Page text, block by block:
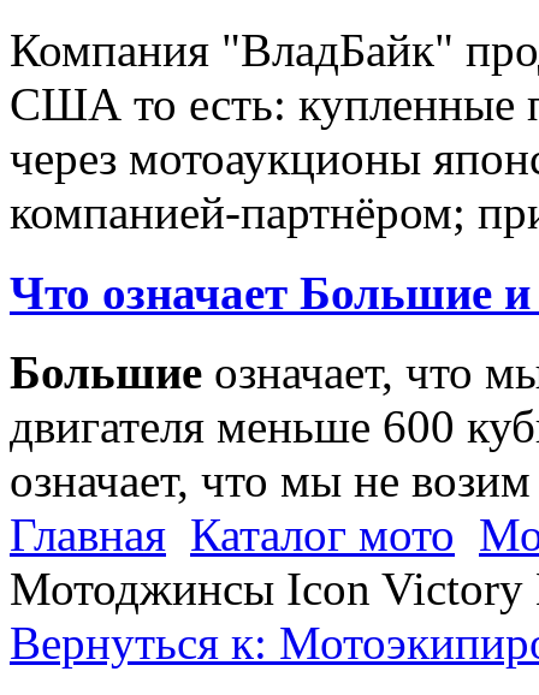
Компания "ВладБайк"
США то есть: купленные
через мотоаукционы
компанией-партнёром;
Что означает Большие
Большие означает, что
двигателя меньше 600
означает, что мы не
Главная Каталог мото
Мотоджинсы Icon Victory
Вернуться к: